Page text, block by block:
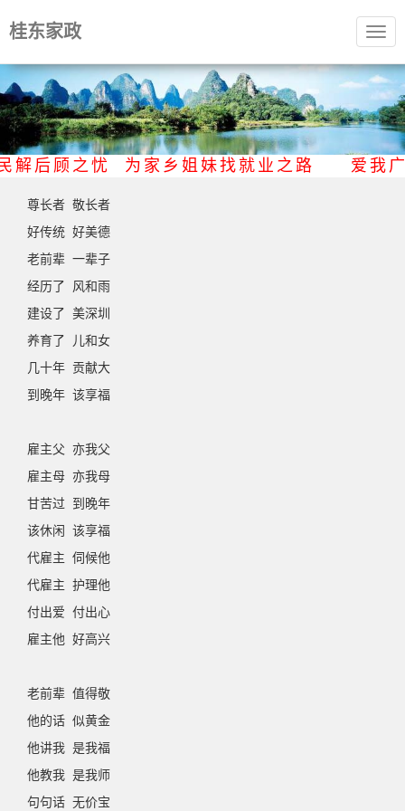
桂东家政
民解后顾之忧 为家乡姐妹找就业之路 爱
尊长者 敬长者
好传统 好美德
老前辈 一辈子
经历了 风和雨
建设了 美深圳
养育了 儿和女
几十年 贡献大
到晚年 该享福
雇主父 亦我父
雇主母 亦我母
甘苦过 到晚年
该休闲 该享福
代雇主 伺候他
代雇主 护理他
付出爱 付出心
雇主他 好高兴
老前辈 值得敬
他的话 似黄金
他讲我 是我福
他教我 是我师
句句话 无价宝